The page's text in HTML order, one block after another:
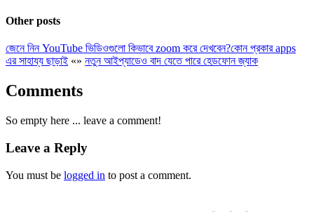
Other posts
জেনে নিন YouTube ভিডিওগুলো কিভাবে zoom করে দেখবেন?কোন প্রকার apps
এর সাহায্য ছাড়াই «» নতুন আইপ্যাডেও বাদ যেতে পারে হেডফোন জ্যাক
Comments
So empty here ... leave a comment!
Leave a Reply
You must be logged in to post a comment.